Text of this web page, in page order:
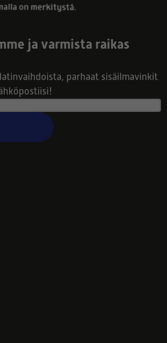
ja varmista raikas
parhaat sisäilmavinkit